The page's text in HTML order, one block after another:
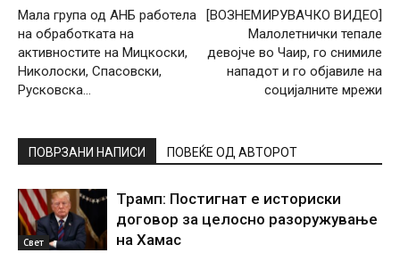
Мала група од АНБ работела
на обработката на
активностите на Мицкоски,
Николоски, Спасовски,
Русковска…
[ВОЗНЕМИРУВАЧКО ВИДЕО]
Малолетнички тепале
девојче во Чаир, го снимиле
нападот и го објавиле на
социјалните мрежи
ПОВРЗАНИ НАПИСИ ПОВЕЌЕ ОД АВТОРОТ
Свет
Трамп: Постигнат е историски
договор за целосно разоружување
на Хамас